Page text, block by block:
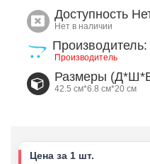
Доступность
Нет в наличии
Производитель
Размеры
42.5 см*6.8 см*20 см
Цена за 1 шт.